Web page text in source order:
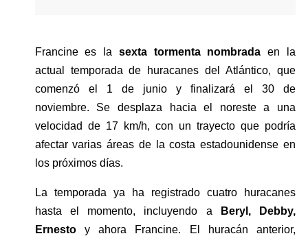
Francine es la sexta tormenta nombrada en la
actual temporada de huracanes del Atlántico, que
comenzó el 1 de junio y finalizará el 30 de
noviembre. Se desplaza hacia el noreste a una
velocidad de 17 km/h, con un trayecto que podría
afectar varias áreas de la costa estadounidense en
los próximos días.
La temporada ya ha registrado cuatro huracanes
hasta el momento, incluyendo a
Beryl, Debby,
Ernesto